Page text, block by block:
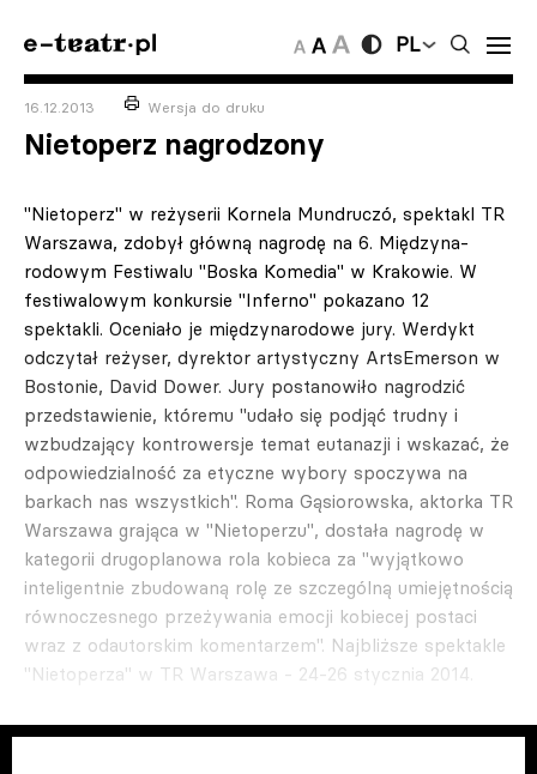
PL
16.12.2013 Wersja do druku
Nietoperz nagrodzony
"Nietoperz" w reżyserii Kornela Mundruczó, spektakl TR
Warszawa, zdo­był główną nagrodę na 6. Międzyna­
rodowym Festiwalu "Boska Komedia" w Krakowie. W
festiwalowym konkur­sie "Inferno" pokazano 12
spektakli. Oceniało je międzynarodowe jury. Werdykt
odczytał reżyser, dyrektor artystyczny ArtsEmerson w
Bostonie, David Dower. Jury postanowiło na­grodzić
przedstawienie, któremu "uda­ło się podjąć trudny i
wzbudzający kontrowersje temat eutanazji i wska­zać, że
odpowiedzialność za etyczne wybory spoczywa na
barkach nas wszystkich". Roma Gąsiorowska, aktorka TR
War­szawa grająca w "Nietoperzu", dosta­ła nagrodę w
kategorii drugoplanowa rola kobieca za "wyjątkowo
inteligen­tnie zbudowaną rolę ze szczególną umiejętnością
równoczesnego prze­żywania emocji kobiecej postaci
wraz z odautorskim komentarzem". Naj­bliższe spektakle
"Nietoperza" w TR Warszawa - 24-26 stycznia 2014.